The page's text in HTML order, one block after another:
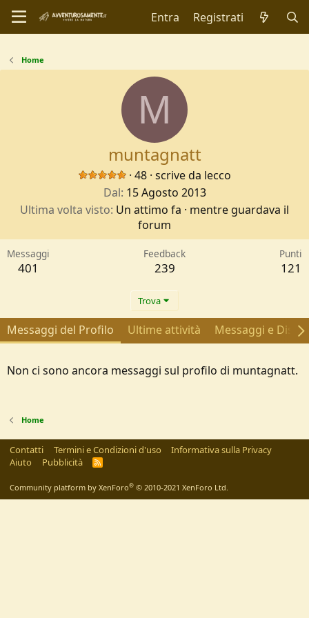
Entra Registrati
Home
M
muntagnatt
· 48 · scrive da lecco
Dal 15 Agosto 2013
Ultima volta visto Un attimo fa · mentre guardava il
forum
Messaggi
401
Feedback
239
Punti
121
Trova
Messaggi del Profilo Ultime attività Messaggi e
Non ci sono ancora messaggi sul profilo di muntagnatt.
Home
Contatti Termini e Condizioni d'uso
Informativa sulla Privacy
Aiuto
Pubblicità
R
Community platform by XenForo® © 2010-2021 XenForo Ltd.